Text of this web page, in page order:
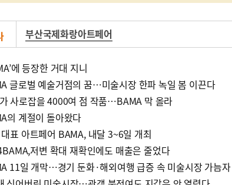
부산국제화랑아트페어
에 등장한 거대 지니
글로벌 예술거점의 꿈…미술시장 한파 녹일 봄 이끈다
사로잡을 4000여 점 작품…BAMA 막 올라
의 계절이 돌아왔다
표 아트페어 BAMA, 내달 3~6일 개최
저변 확대 재확인에도 매출은 줄었다
11일 개막…경기 둔화·해외여행 급증 속 미술시장 가늠자